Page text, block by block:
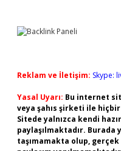
Reklam ve İletişim: Skype:
Yasal Uyarı: Bu internet
veya şahıs şirketi ile
Sitede yalnızca kendi
paylaşılmaktadır.
taşımamakta olup,